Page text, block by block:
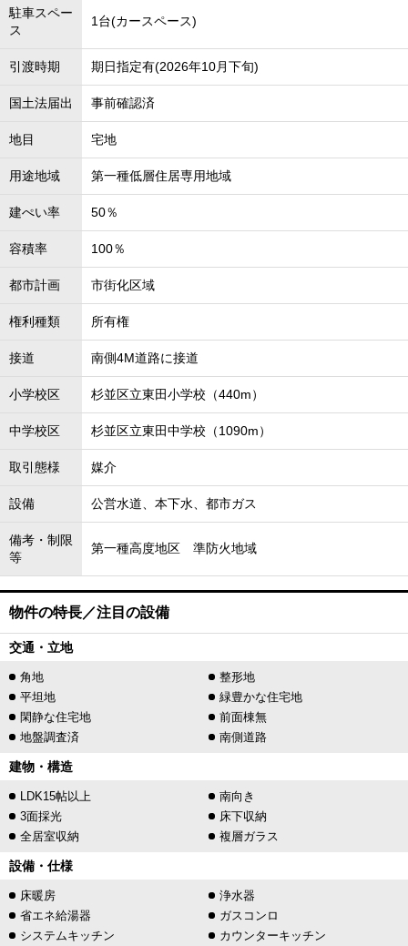
駐車スペー
ス
1台(カースペース)
引渡時期 期日指定有(2026年10月下旬)
国土法届出 事前確認済
地目 宅地
用途地域 第一種低層住居専用地域
建ぺい率 50％
容積率 100％
都市計画 市街化区域
権利種類 所有権
接道 南側4M道路に接道
小学校区 杉並区立東田小学校（440m）
中学校区 杉並区立東田中学校（1090m）
取引態様 媒介
設備 公営水道、本下水、都市ガス
備考・制限
等
第一種高度地区 準防火地域
物件の特長／注目の設備
交通・立地
角地
整形地
平坦地
緑豊かな住宅地
閑静な住宅地
前面棟無
地盤調査済
南側道路
建物・構造
LDK15帖以上
南向き
3面採光
床下収納
全居室収納
複層ガラス
設備・仕様
床暖房
浄水器
省エネ給湯器
ガスコンロ
システムキッチン
カウンターキッチン